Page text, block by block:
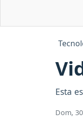
Esta
Dom,